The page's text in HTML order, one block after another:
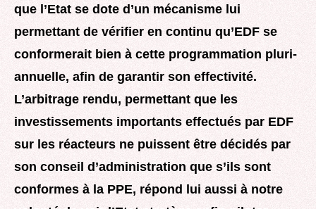
que l’Etat se dote d’un mécanisme lui
permettant de vérifier en continu qu’EDF se
conformerait bien à cette programmation pluri-
annuelle, afin de garantir son effectivité.
L’arbitrage rendu, permettant que les
investissements importants effectués par EDF
sur les réacteurs ne puissent être décidés par
son conseil d’administration que s’ils sont
conformes à la PPE, répond lui aussi à notre